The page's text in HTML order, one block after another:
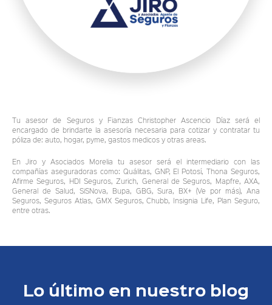
Tu asesor de Seguros y Fianzas Christopher Ascencio Díaz será el
encargado de brindarte la asesoría necesaria para cotizar y contratar tu
póliza de: auto, hogar, pyme, gastos medicos y otras areas.
En Jiro y Asociados Morelia tu asesor será el intermediario con las
compañías aseguradoras como: Quálitas, GNP, El Potosí, Thona Seguros,
Afirme Seguros, HDI Seguros, Zurich, General de Seguros, Mapfre, AXA,
General de Salud, SiSNova, Bupa, GBG, Sura, BX+ (Ve por más), Ana
Seguros, Seguros Atlas, GMX Seguros, Chubb, Insignia Life, Plan Seguro,
entre otras.
Lo último en nuestro blog